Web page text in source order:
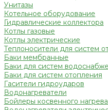
Унитазы
Котельное оборудование
Гидравлические коллектора
Котлы газовые
Котлы электрические
Теплоносители для систем
Баки мембранные
Баки для систем
Баки для систем отопления
Гасители гидроударов
Водонагреватели
Бойлеры косвенного